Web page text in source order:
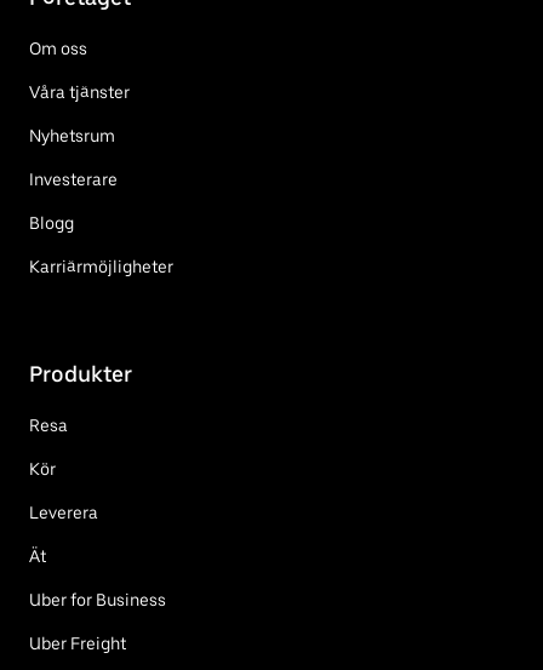
Om oss
Våra tjänster
Nyhetsrum
Investerare
Blogg
Karriärmöjligheter
Produkter
Resa
Kör
Leverera
Ät
Uber for Business
Uber Freight